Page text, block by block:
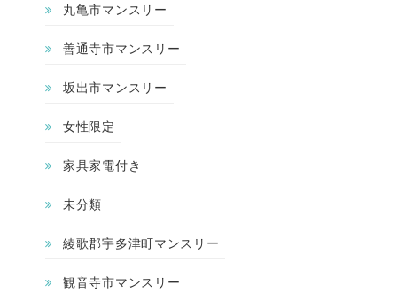
丸亀市マンスリー
善通寺市マンスリー
坂出市マンスリー
女性限定
家具家電付き
未分類
綾歌郡宇多津町マンスリー
観音寺市マンスリー